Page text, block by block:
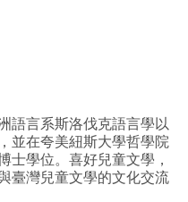
語言系斯洛伐克語言學以
並在夸美紐斯大學哲學院
士學位。喜好兒童文學，
臺灣兒童文學的文化交流